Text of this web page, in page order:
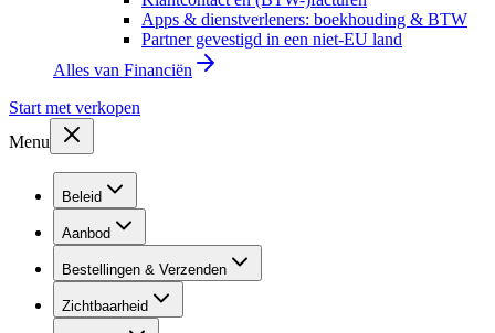
Apps & dienstverleners: boekhouding & BTW
Partner gevestigd in een niet-EU land
Alles van Financiën
Start met verkopen
Menu
Beleid
Aanbod
Bestellingen & Verzenden
Zichtbaarheid